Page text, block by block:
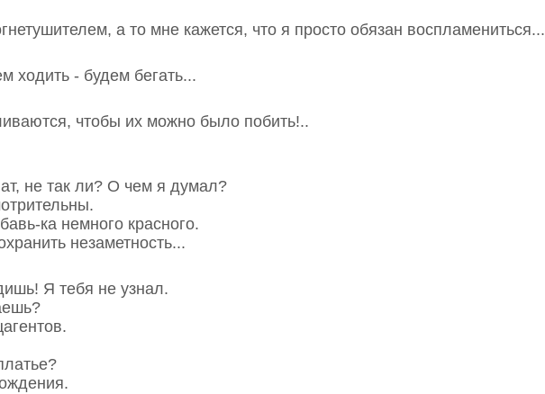
а то мне кажется, что я просто обязан воспламениться...
ходить - будем бегать...
чтобы их можно было побить!..
не так ли? О чем я думал?
ка немного красного.
незаметность...
Я тебя не узнал.